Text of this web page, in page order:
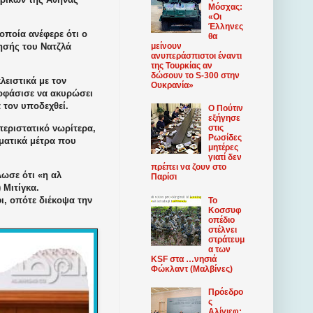
οποία ανέφερε ότι ο
του Νατζλά
με τον
να ακυρώσει
τον υποδεχθεί.
νωρίτερα,
μέτρα που
ότι «η αλ
οπότε διέκοψα την
Μόσχας:
«Οι
Έλληνες
θα
μείνουν
ανυπεράσπιστοι έναντι
της Τουρκίας αν
δώσουν το S-300 στην
Ουκρανία»
Ο Πούτιν
εξήγησε
στις
Ρωσίδες
μητέρες
γιατί δεν
πρέπει να ζουν στο
Παρίσι
Το
Κοσσυφ
οπέδιο
στέλνει
στράτευμ
α των
KSF στα …νησιά
Φώκλαντ (Μαλβίνες)
Πρόεδρο
ς